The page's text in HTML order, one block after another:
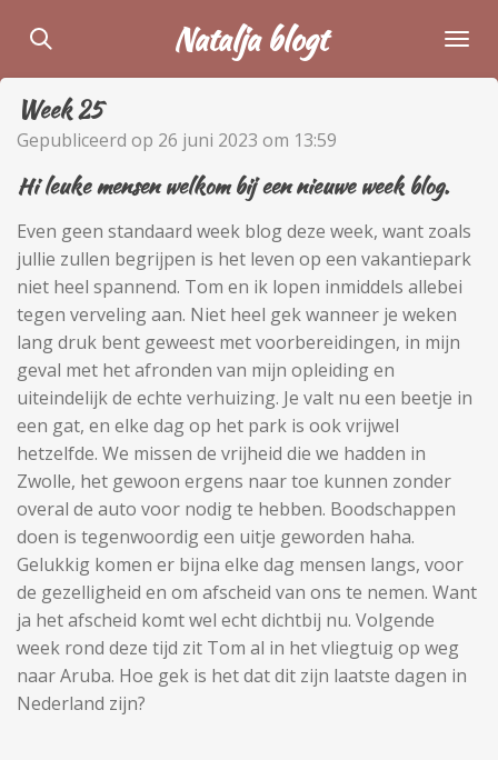
direct
naar
de
hoofdinhoud
Natalja blogt
Week 25
Gepubliceerd op 26 juni 2023 om 13:59
Hi leuke mensen welkom bij een nieuwe week blog.
Even geen standaard week blog deze week, want zoals
jullie zullen begrijpen is het leven op een vakantiepark
niet heel spannend. Tom en ik lopen inmiddels allebei
tegen verveling aan. Niet heel gek wanneer je weken
lang druk bent geweest met voorbereidingen, in mijn
geval met het afronden van mijn opleiding en
uiteindelijk de echte verhuizing. Je valt nu een beetje in
een gat, en elke dag op het park is ook vrijwel
hetzelfde. We missen de vrijheid die we hadden in
Zwolle, het gewoon ergens naar toe kunnen zonder
overal de auto voor nodig te hebben. Boodschappen
doen is tegenwoordig een uitje geworden haha.
Gelukkig komen er bijna elke dag mensen langs, voor
de gezelligheid en om afscheid van ons te nemen. Want
ja het afscheid komt wel echt dichtbij nu. Volgende
week rond deze tijd zit Tom al in het vliegtuig op weg
naar Aruba. Hoe gek is het dat dit zijn laatste dagen in
Nederland zijn?